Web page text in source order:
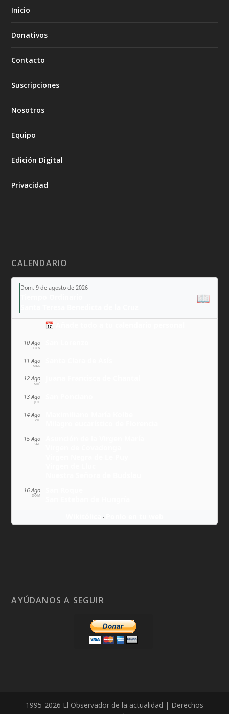
Inicio
Donativos
Contacto
Suscripciones
Nosotros
Equipo
Edición Digital
Privacidad
CALENDARIO
Dom, 9 de agosto de 2026
📖
📅 Añade todo a tu calendario personal
10 Ago
LUN
11 Ago
MAR
12 Ago
MIÉ
13 Ago
JUE
14 Ago
VIE
15 Ago
SÁB
16 Ago
DOM
·
AYÚDANOS A SEGUIR
1995-2026 El Observador de la actualidad | Derechos